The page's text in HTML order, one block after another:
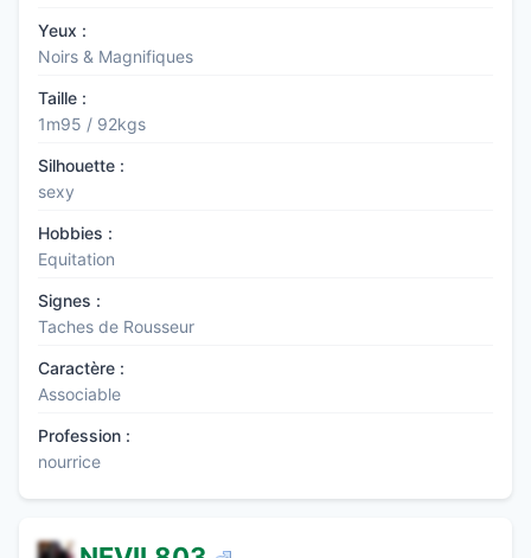
Yeux :
Noirs & Magnifiques
Taille :
1m95 / 92kgs
Silhouette :
sexy
Hobbies :
Equitation
Signes :
Taches de Rousseur
Caractère :
Associable
Profession :
nourrice